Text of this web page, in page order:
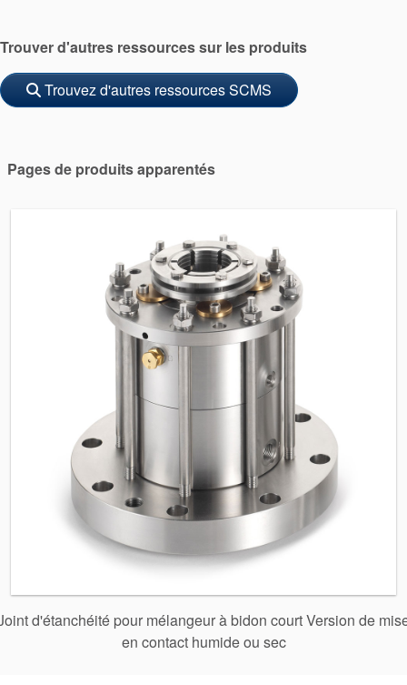
Académie
Brochures produits
Vidéo
Trouver d'autres ressources sur les produits
Trouvez d'autres ressources SCMS
Pages de produits apparentés
d'étanchéité pour mélangeur à bidon court Version de
en contact humide ou sec